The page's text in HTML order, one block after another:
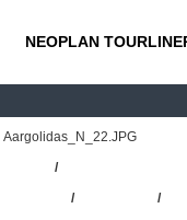
NEOPLAN
Aargolidas_N_22.JPG
/
/ /